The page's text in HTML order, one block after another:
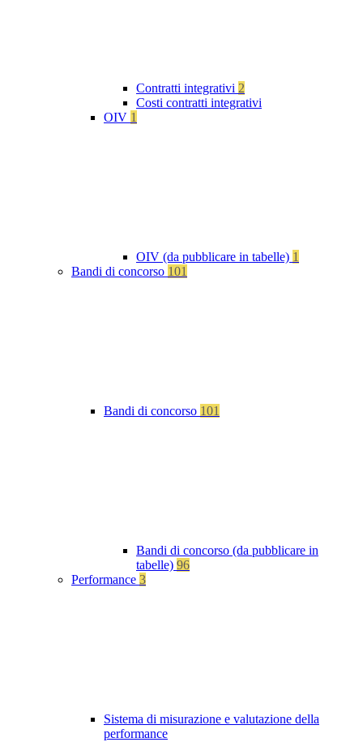
Contratti integrativi 2
Costi contratti integrativi
OIV 1
OIV (da pubblicare in tabelle) 1
Bandi di concorso 101
Bandi di concorso 101
Bandi di concorso (da pubblicare in
tabelle) 96
Performance 3
Sistema di misurazione e valutazione della
performance